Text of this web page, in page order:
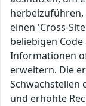
herbeizuführen,
einen 'Cross-
beliebigen
Informationen
erweitern. Die
und erhöhte